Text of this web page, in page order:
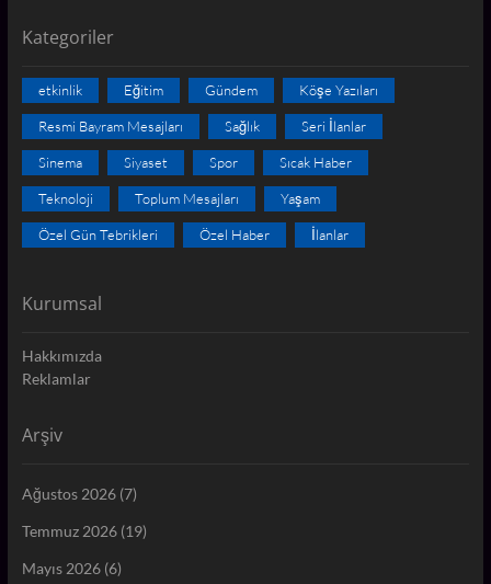
Kategoriler
etkinlik Eğitim Gündem Köşe Yazıları
Resmi Bayram Mesajları Sağlık Seri İlanlar
Sinema Siyaset Spor Sıcak Haber
Teknoloji Toplum Mesajları Yaşam
Özel Gün Tebrikleri Özel Haber İlanlar
Kurumsal
Hakkımızda
Reklamlar
Arşiv
Ağustos 2026(7)
Temmuz 2026(19)
Mayıs 2026(6)